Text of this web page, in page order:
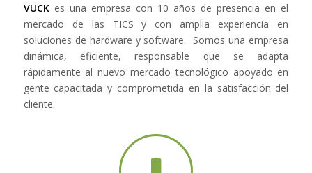
VUCKes una empresa con 10 años de presencia en el
mercado de las TICS y con amplia experiencia en
soluciones de hardware y software. Somos una empresa
dinámica, eficiente, responsable que se adapta
rápidamente al nuevo mercado tecnológico apoyado en
gente capacitada y comprometida en la satisfacción del
cliente.